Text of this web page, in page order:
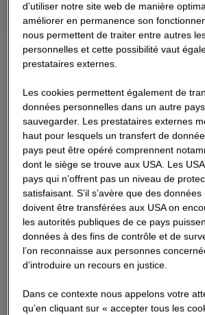
d’utiliser notre site web de manière
améliorer en permanence son
nous permettent de traiter entre autres
personnelles et cette possibilité vaut
prestataires externes.
Les cookies permettent également de
données personnelles dans un autre
sauvegarder. Les prestataires externes
haut pour lesquels un transfert de
pays peut être opéré comprennent
dont le siège se trouve aux USA. Les
pays qui n’offrent pas un niveau de
satisfaisant. S’il s’avère que des
doivent être transférées aux USA on
les autorités publiques de ce pays
données à des fins de contrôle et de
l’on reconnaisse aux personnes
d’introduire un recours en justice.
Dans ce contexte nous appelons votre
qu’en cliquant sur « accepter tous les